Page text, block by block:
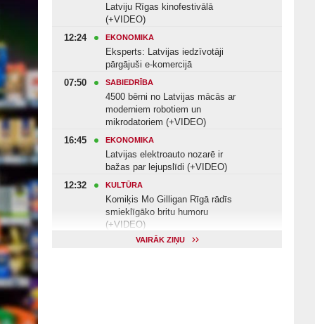
Latviju Rīgas kinofestivālā
(+VIDEO)
12:24
EKONOMIKA
Eksperts: Latvijas iedzīvotāji
pārgājuši e-komercijā
07:50
SABIEDRĪBA
4500 bērni no Latvijas mācās ar
moderniem robotiem un
mikrodatoriem (+VIDEO)
16:45
EKONOMIKA
Latvijas elektroauto nozarē ir
bažas par lejupslīdi (+VIDEO)
12:32
KULTŪRA
Komiķis Mo Gilligan Rīgā rādīs
smieklīgāko britu humoru
(+VIDEO)
VESELĪBAVAIRĀK ZIŅU